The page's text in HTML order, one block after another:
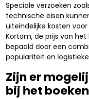
Speciale verzoeken
technische eisen
uiteindelijke kosten
Kortom, de prijs van
bepaald door een
populariteit en
Zijn er
bij het